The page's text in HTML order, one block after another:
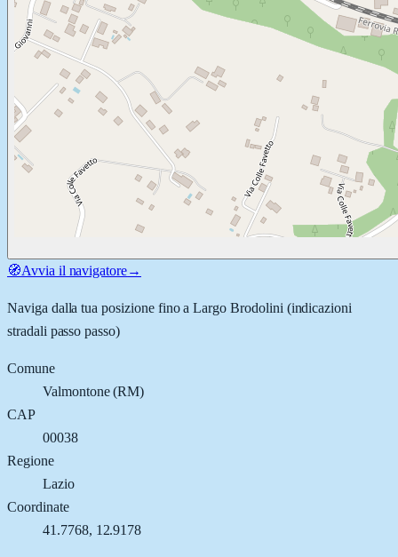
🧭Avvia il navigatore→
Naviga dalla tua posizione fino aLargo Brodolini (indicazioni
stradali passo passo)
Comune
Valmontone(RM)
CAP
00038
Regione
Lazio
Coordinate
41.7768, 12.9178